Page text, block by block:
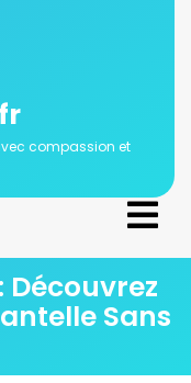
compassion et
Découvrez
Sans